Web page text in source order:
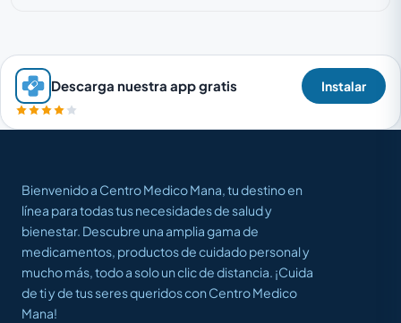
Descarga nuestra app gratis Instalar
Bienvenido a Centro Medico Mana, tu destino en
línea para todas tus necesidades de salud y
bienestar. Descubre una amplia gama de
medicamentos, productos de cuidado personal y
mucho más, todo a solo un clic de distancia. ¡Cuida
de ti y de tus seres queridos con Centro Medico
Mana!